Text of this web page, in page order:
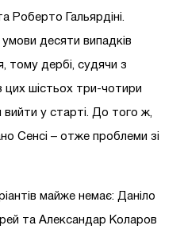
Роберто Гальярдіні.
десяти випадків
тому дербі, судячи з
цих шістьох три-чотири
вийти у старті. До того ж,
Сенсі – отже проблеми зі
майже немає: Даніло
та Александар Коларов